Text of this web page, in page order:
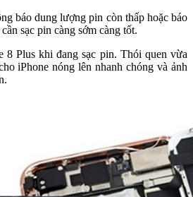
báo dung lượng pin còn thấp hoặc báo
sạc pin càng sớm càng tốt.
8 Plus khi đang sạc pin. Thói quen vừa
iPhone nóng lên nhanh chóng và ảnh